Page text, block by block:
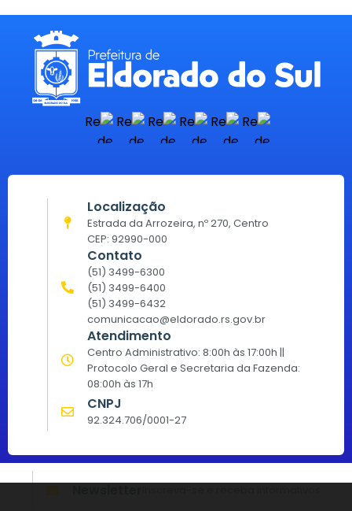
Localização
Estrada da Arrozeira, nº 270, Centro
CEP: 92990-000
Contato
(51) 3499-6300
(51) 3499-6400
(51) 3499-6432
comunicacao@eldorado.rs.gov.br
Atendimento
Centro Administrativo: 8:00h às 17:00h ||
Protocolo Geral e Secretaria da Fazenda:
08:00h às 17h
CNPJ
92.324.706/0001-27